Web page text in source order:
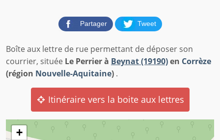
Partager Tweet
Boîte aux lettre de rue permettant de déposer son
courrier, située Le Perrier à Beynat (19190)en Corrèze
(région Nouvelle-Aquitaine) .
Itinéraire vers la boite aux lettres
+